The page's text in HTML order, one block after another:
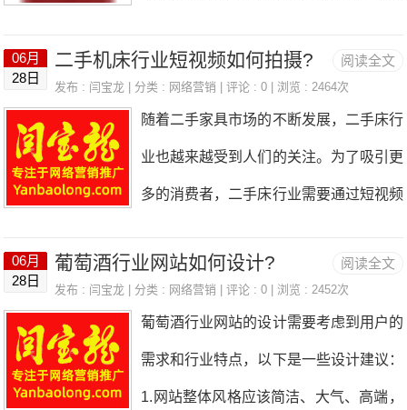
从SEO到GEO的范式转移，市场数据与
矩阵第四章结构化数据与SchemaJSON-
LD实战部署，8大核心Schema类型详解
第五章权威信源建设S/A/B/C四级信源矩
阵，官网优化与全平台分发第六章GEO
工具与平台监测工具、内容工具、服务商
阅读全文
06月
28日
二手机床行业短视频如何拍摄?
发布 : 闫宝龙 | 分类 : 网络营销 | 评论 : 0 | 浏览 : 2464次
随着二手家具市场的不断发展，二手床行
业也越来越受到人们的关注。为了吸引更
多的消费者，二手床行业需要通过短视频
摄一部好的二手床行业短视频呢？下面就
阅读全文
06月
28日
葡萄酒行业网站如何设计?
发布 : 闫宝龙 | 分类 : 网络营销 | 评论 : 0 | 浏览 : 2452次
葡萄酒行业网站的设计需要考虑到用户的
需求和行业特点，以下是一些设计建议：
1.网站整体风格应该简洁、大气、高端，